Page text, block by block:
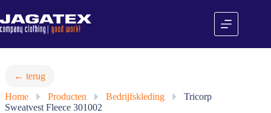
naar
de
inhoud
← terug
Home
» Producten » Bedrijfskleding »
Tricorp
Sweatvest Fleece 301002